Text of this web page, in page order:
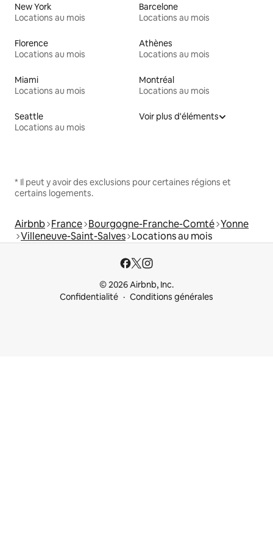
New York
Locations au mois
Barcelone
Locations au mois
Florence
Locations au mois
Athènes
Locations au mois
Miami
Locations au mois
Montréal
Locations au mois
Seattle
Locations au mois
Voir plus d'éléments
* Il peut y avoir des exclusions pour certaines régions et
certains logements.
Airbnb France Bourgogne-Franche-Comté Yonne
Villeneuve-Saint-Salves Locations au mois
© 2026 Airbnb, Inc.
Confidentialité
Conditions générales